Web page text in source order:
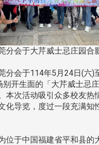
分会于大芹威士忌庄园合
分会于114年5月24日(六)
开生面的「大芹威士忌
本次活动吸引众多校友热
化导览，度过一段充满知
位于中国福建省平和县的